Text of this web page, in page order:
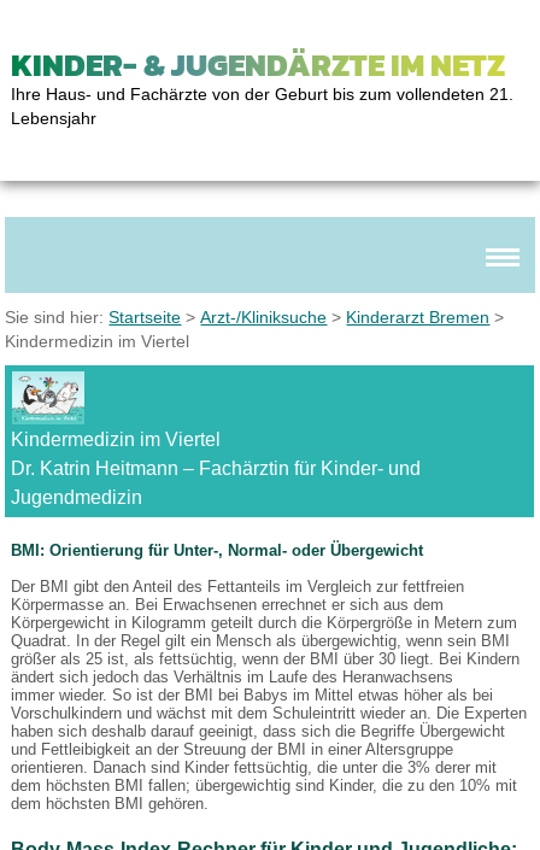
KINDER- & JUGENDÄRZTE IM NETZ
Ihre Haus- und Fachärzte von der Geburt bis zum vollendeten 21.
Lebensjahr
Sie sind hier:Startseite >Arzt-/Kliniksuche > Kinderarzt Bremen >
Kindermedizin im Viertel
Kindermedizin im Viertel
Dr. Katrin Heitmann – Fachärztin für Kinder- und
Jugendmedizin
BMI: Orientierung für Unter-, Normal- oder Übergewicht
Der BMI gibt den Anteil des Fettanteils im Vergleich zur fettfreien
Körpermasse an. Bei Erwachsenen errechnet er sich aus dem
Körpergewicht in Kilogramm geteilt durch die Körpergröße in Metern zum
Quadrat. In der Regel gilt ein Mensch als übergewichtig, wenn sein BMI
größer als 25 ist, als fettsüchtig, wenn der BMI über 30 liegt. Bei Kindern
ändert sich jedoch das Verhältnis im Laufe des Heranwachsens
immer wieder. So ist der BMI bei Babys im Mittel etwas höher als bei
Vorschulkindern und wächst mit dem Schuleintritt wieder an. Die Experten
haben sich deshalb darauf geeinigt, dass sich die Begriffe Übergewicht
und Fettleibigkeit an der Streuung der BMI in einer Altersgruppe
orientieren. Danach sind Kinder fettsüchtig, die unter die 3% derer mit
dem höchsten BMI fallen; übergewichtig sind Kinder, die zu den 10% mit
dem höchsten BMI gehören.